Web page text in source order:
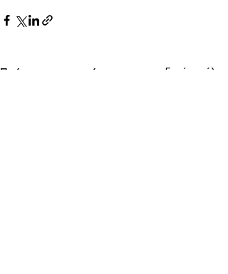
Πρόσφατες αναρτήσεις Εμφάνιση όλων